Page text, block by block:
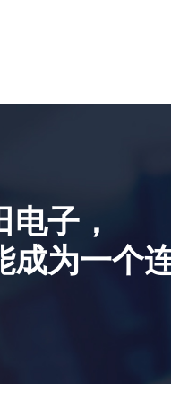
电子，
成为一个